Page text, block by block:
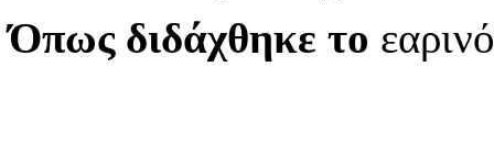
Όπως διδάχθηκε το